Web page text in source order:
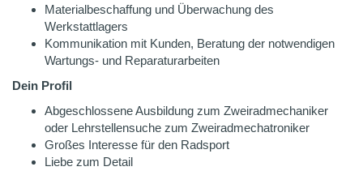
Materialbeschaffung und Überwachung des
Werkstattlagers
Kommunikation mit Kunden, Beratung der notwendigen
Wartungs- und Reparaturarbeiten
Dein Profil
Abgeschlossene Ausbildung zum Zweiradmechaniker
oder Lehrstellensuche zum Zweiradmechatroniker
Großes Interesse für den Radsport
Liebe zum Detail